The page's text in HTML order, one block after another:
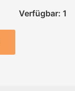
Verfügbar: 1